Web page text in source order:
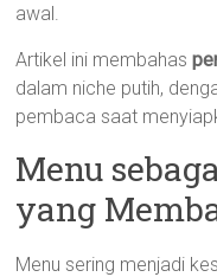
awal.
Artikel ini membahas
dalam niche putih,
pembaca saat
Menu
yang
Menu sering menjadi